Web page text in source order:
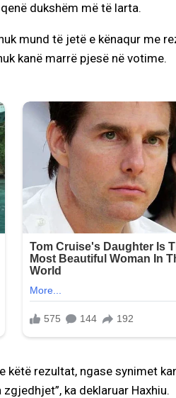
dukshëm më të larta.
mund të jetë e kënaqur me
kanë marrë pjesë në votime.
këtë rezultat, ngase synimet
ka deklaruar Haxhiu.